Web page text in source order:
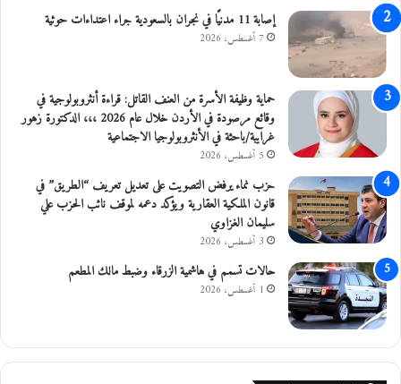
إصابة 11 مدنيًا في نجران بالسعودية جراء اعتداءات حوثية
7 أغسطس، 2026
حماية وظيفة الأسرة من العنف القاتل: قراءة أنثروبولوجية في
وقائع مرصودة في الأردن خلال عام 2026 ،،، الدكتورة زهور
غرايبة/باحثة في الأنثروبولوجيا الاجتماعية
5 أغسطس، 2026
حزب نماء يرفض التصويت على تعديل تعريف “الطريق” في
قانون الملكية العقارية ويؤكد دعمه لموقف نائب الحزب علي
سليمان الغزاوي
3 أغسطس، 2026
حالات تسمم في هاشمية الزرقاء وضبط مالك المطعم
1 أغسطس، 2026